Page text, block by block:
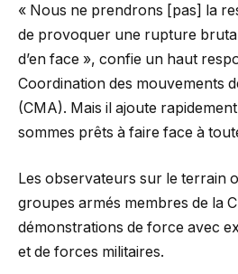
« Nous ne prendrons [pas] la
de provoquer une rupture
d’en face », confie un haut
Coordination des mouvements
(CMA). Mais il ajoute
sommes prêts à faire face à
Les observateurs sur le terrain
groupes armés membres de la
démonstrations de force avec
et de forces militaires.